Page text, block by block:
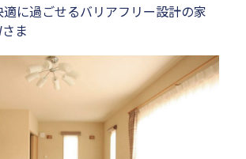
に過ごせるバリアフリー設計の家
ま